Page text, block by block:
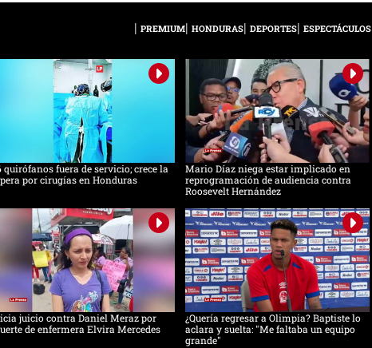
PREMIUM HONDURAS DEPORTES ESPECTÁCULOS
quirófanos fuera de servicio; crece la
por cirugías en Honduras
Mario Díaz niega estar implicado en
reprogramación de audiencia contra
Roosevelt Hernández
juicio contra Daniel Meraz por
de enfermera Elvira Mercedes
¿Quería regresar a Olimpia? Baptiste lo
aclara y suelta: "Me faltaba un equipo
grande"